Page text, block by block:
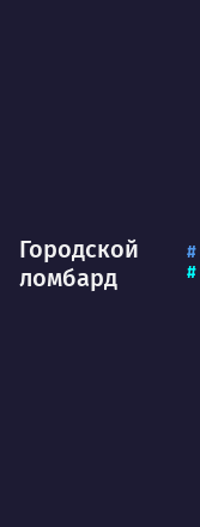
Городской
ломбард